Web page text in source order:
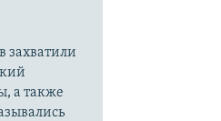
захватили
а также